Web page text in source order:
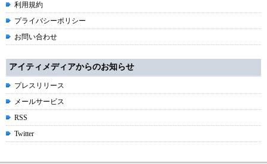
利用規約
プライバシーポリシー
お問い合わせ
アイティメディアからのお知らせ
プレスリリース
メールサービス
RSS
Twitter